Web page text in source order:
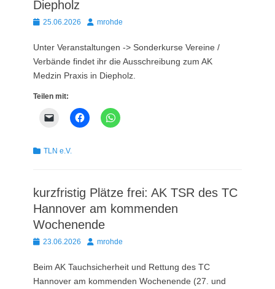
Diepholz
Posted
25.06.2026 Autormrohde
Unter Veranstaltungen -> Sonderkurse Vereine /
Verbände findet ihr die Ausschreibung zum AK
Medzin Praxis in Diepholz.
Teilen mit:
Kategorien
TLN e.V.
kurzfristig Plätze frei: AK TSR des TC
Hannover am kommenden
Wochenende
Posted
23.06.2026 Autormrohde
Beim AK Tauchsicherheit und Rettung des TC
Hannover am kommenden Wochenende (27. und